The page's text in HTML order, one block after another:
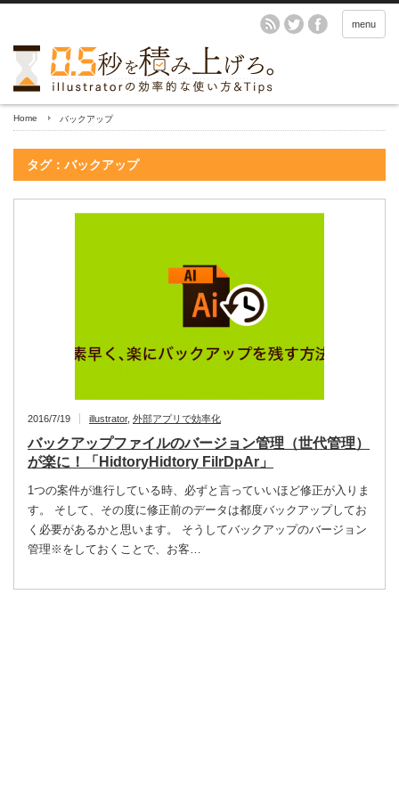
menu
Home バックアップ
タグ：バックアップ
2016/7/19 illustrator, 外部アプリで効率化
バックアップファイルのバージョン管理（世代管理）
が楽に！「HidtoryHidtory FilrDpAr」
1つの案件が進行している時、必ずと言っていいほど修正が入りま
す。 そして、その度に修正前のデータは都度バックアップしてお
く必要があるかと思います。 そうしてバックアップのバージョン
管理※をしておくことで、お客…